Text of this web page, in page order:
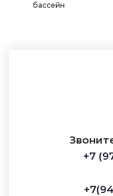
бассейн
+7